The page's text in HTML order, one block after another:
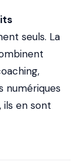
seuls. La
numériques
ils en sont